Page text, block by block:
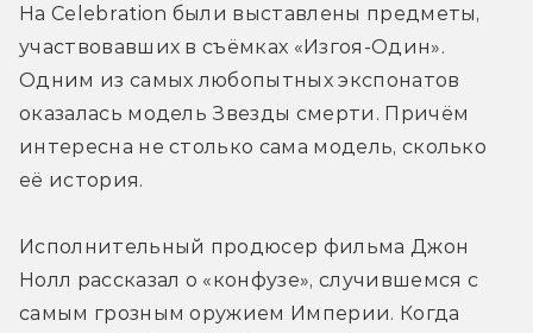
На Celebration были выставлены предметы,
участвовавших в съёмках «Изгоя-Один».
Одним из самых любопытных экспонатов
оказалась модель Звезды смерти. Причём
интересна не столько сама модель, сколько
её история.
Исполнительный продюсер фильма Джон
Нолл рассказал о «конфузе», случившемся с
самым грозным оружием Империи. Когда